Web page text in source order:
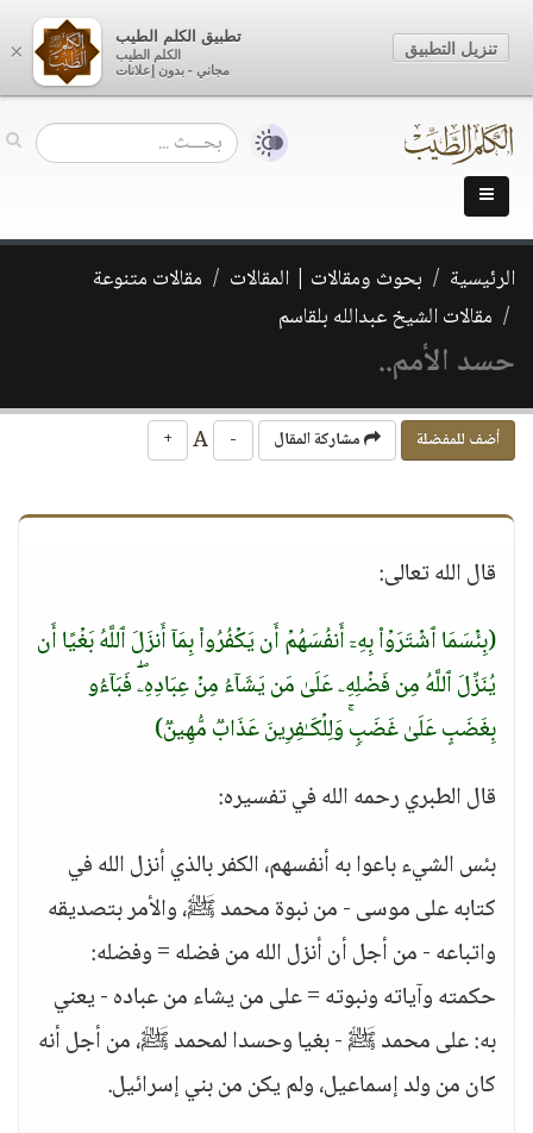
الرئيسية بحوث ومقالات | المقالات
مقالات متنوعة
مقالات الشيخ عبدالله بلقاسم
حسد الأمم..
أضف للمفضلة مشاركة المقال -
+
قال الله تعالى:
(بِئۡسَمَا ٱشۡتَرَوۡا۟ بِهِۦۤ أَنفُسَهُمۡ أَن یَكۡفُرُوا۟ بِمَاۤ أَنزَلَ ٱللَّهُ بَغۡیًا أَن
یُنَزِّلَ ٱللَّهُ مِن فَضۡلِهِۦ عَلَىٰ مَن یَشَاۤءُ مِنۡ عِبَادِهِۦۖ فَبَاۤءُو
بِغَضَبٍ عَلَىٰ غَضَبࣲۚ وَلِلۡكَـٰفِرِینَ عَذَابࣱ مُّهِینࣱ)
قال الطبري رحمه الله في تفسيره:
بئس الشيء باعوا به أنفسهم، الكفر بالذي أنزل الله في
كتابه على موسى - من نبوة محمد ﷺ، والأمر بتصديقه
واتباعه - من أجل أن أنزل الله من فضله = وفضله:
حكمته وآياته ونبوته = على من يشاء من عباده - يعني
به: على محمد ﷺ - بغيا وحسدا لمحمد ﷺ، من أجل أنه
كان من ولد إسماعيل، ولم يكن من بني إسرائيل.
×
تطبيق الكلم الطيب
الكلم الطيب
مجاني - بدون إعلانات
تنزيل التطبيق